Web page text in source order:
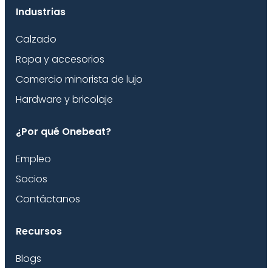
Industrias
Calzado
Ropa y accesorios
Comercio minorista de lujo
Hardware y bricolaje
¿Por qué Onebeat?
Empleo
Socios
Contáctanos
Recursos
Blogs